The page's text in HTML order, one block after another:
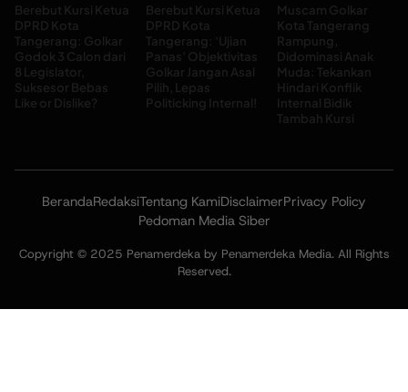
Berebut Kursi Ketua
DPRD Kota
Tangerang: Golkar
Godok 3 Calon dari
8 Legislator,
Suksesor Bebas
Like or Dislike?
Berebut Kursi Ketua
DPRD Kota
Tangerang: ‘Ujian
Panas’ Objektivitas
Golkar Jangan Asal
Pilih, Lepas
Politicking Internal!
Muscam Golkar
Kota Tangerang
Rampung,
Didominasi Anak
Muda: Tekankan
Hindari Konflik
Internal Bidik
Tambah Kursi
BerandaRedaksiTentang KamiDisclaimerPrivacy Policy
Pedoman Media Siber
Copyright © 2025 Penamerdeka by Penamerdeka Media. All Rights
Reserved.